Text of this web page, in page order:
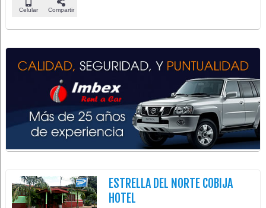
Celular Compartir
ESTRELLA DEL NORTE COBIJA
HOTEL